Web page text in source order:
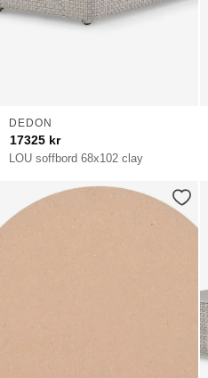
LOU soffbord 68x102 clay
DEDON
17325 kr